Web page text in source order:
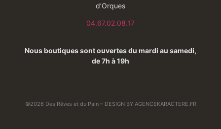
d’Orques
04.67.02.08.17
Nous boutiques sont ouvertes du mardi au samedi,
de 7h à 19h
©2026 Des Rêves et du Pain – DESIGN BY AGENCEKARACTERE.FR